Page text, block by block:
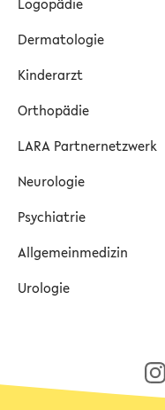
Dermatologie
Kinderarzt
Orthopädie
LARA Partnernetzwerk
Neurologie
Psychiatrie
Allgemeinmedizin
Urologie